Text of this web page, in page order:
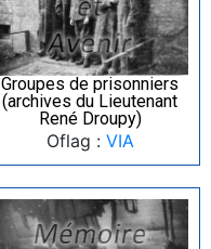
Groupes de prisonniers
(archives du Lieutenant
René Droupy)
Oflag : VIA